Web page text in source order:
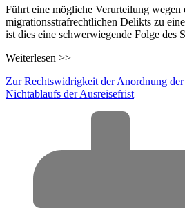
Führt eine mögliche Verurteilung wegen
migrationsstrafrechtlichen Delikts zu
ist dies eine schwerwiegende Folge des
Weiterlesen >>
Zur Rechtswidrigkeit der Anordnung
Nichtablaufs der Ausreisefrist